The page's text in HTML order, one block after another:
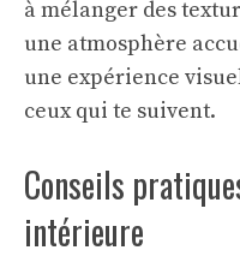
à mélanger des
une atmosphère
une expérience
ceux qui te suivent.
Conseils
intérieure